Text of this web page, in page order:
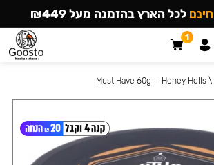
\
Must Have 60g — Honey Holls
חינם לכל הארץ בהזמנה מעל ₪449
1